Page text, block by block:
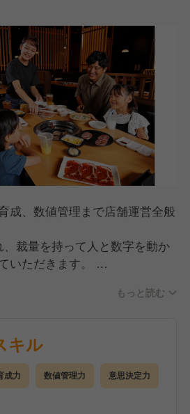
成、数値管理まで店舗運営全般
裁量を持って人と数字を動か
いただきます。
（接客・調理・オペレーション
成、チームづくり
、人件費コントロール
数値管理
質管理
善の企画と実行
もっと読む
キル
成力 数値管理力 意思決定力